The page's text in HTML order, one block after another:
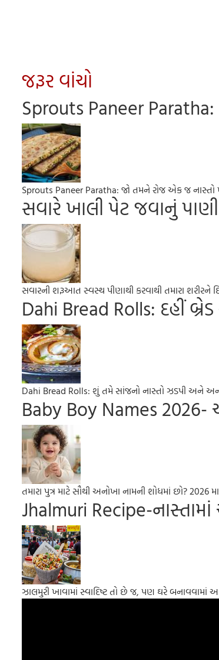
જરૂર વાંચો
Sprouts Paneer Paratha:
Sprouts Paneer Paratha: જો તમને રોજ એક જ નાસ્તો
સવારે ખાલી પેટ જવાનું
સવારની શરૂઆત સ્વસ્થ પીણાથી કરવાથી તમારા
Dahi Bread Rolls: દહીં બ્રેડ
Dahi Bread Rolls: શું તમે સાંજનો નાસ્તો ઝડપી અને
Baby Boy Names
તમારા પુત્ર માટે સૌથી અનોખા નામની શોધમાં છો?
Jhalmuri Recipe-
ઝાલમુરી ખાવામાં સ્વાદિષ્ટ તો છે જ, પણ ઘરે